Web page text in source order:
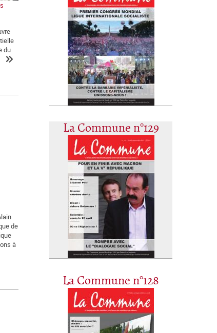
La Commune n°129
La Commune n°128
du
de
à